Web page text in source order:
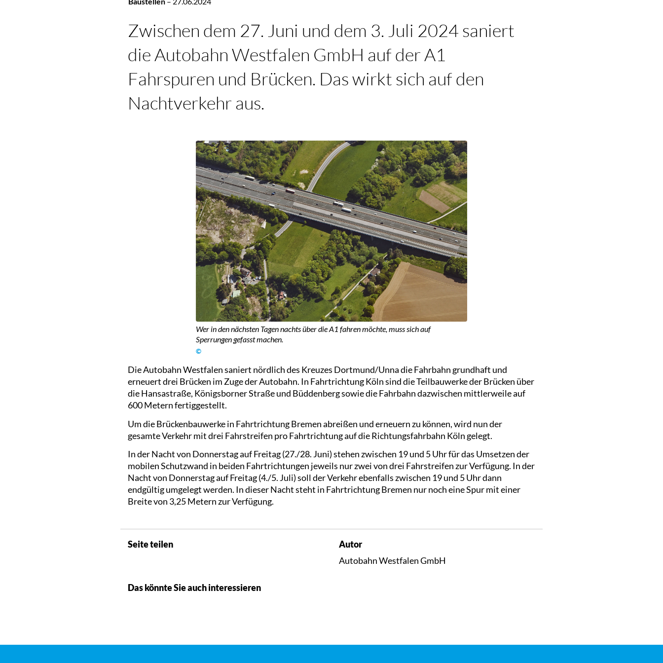
Zwischen dem 27. Juni und dem 3. Juli 2024 saniert
die Autobahn Westfalen GmbH auf der A1
Fahrspuren und Brücken. Das wirkt sich auf den
Nachtverkehr aus.
Wer in den nächsten Tagen nachts über die A1 fahren möchte, muss sich auf
Sperrungen gefasst machen.
©
Die Autobahn Westfalen saniert nördlich des Kreuzes Dortmund/Unna die Fahrbahn grundhaft und
erneuert drei Brücken im Zuge der Autobahn. In Fahrtrichtung Köln sind die Teilbauwerke der Brücken über
die Hansastraße, Königsborner Straße und Büddenberg sowie die Fahrbahn dazwischen mittlerweile auf
600 Metern fertiggestellt.
Um die Brückenbauwerke in Fahrtrichtung Bremen abreißen und erneuern zu können, wird nun der
gesamte Verkehr mit drei Fahrstreifen pro Fahrtrichtung auf die Richtungsfahrbahn Köln gelegt.
In der Nacht von Donnerstag auf Freitag (27./28. Juni) stehen zwischen 19 und 5 Uhr für das Umsetzen der
mobilen Schutzwand in beiden Fahrtrichtungen jeweils nur zwei von drei Fahrstreifen zur Verfügung. In der
Nacht von Donnerstag auf Freitag (4./5. Juli) soll der Verkehr ebenfalls zwischen 19 und 5 Uhr dann
endgültig umgelegt werden. In dieser Nacht steht in Fahrtrichtung Bremen nur noch eine Spur mit einer
Breite von 3,25 Metern zur Verfügung.
Seite teilen
Autor
Autobahn Westfalen GmbH
Das könnte Sie auch interessieren